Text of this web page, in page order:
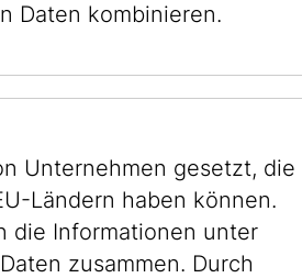
Daten kombinieren.
Unternehmen gesetzt, die
Ländern haben können.
die Informationen unter
zusammen. Durch